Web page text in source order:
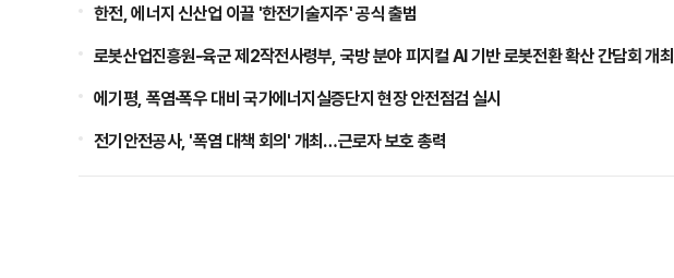
한전, 에너지 신산업 이끌 '한전기술지주' 공식 출범
로봇산업진흥원-육군 제2작전사령부, 국방 분야 피지컬 AI 기반 로봇전환 확산 간담회 개최
에기평, 폭염·폭우 대비 국가에너지실증단지 현장 안전점검 실시
전기안전공사, '폭염 대책 회의' 개최…근로자 보호 총력